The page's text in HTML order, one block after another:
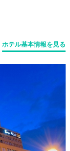
ホテル基本情報を見る